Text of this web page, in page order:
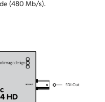
(480 Mb/s).